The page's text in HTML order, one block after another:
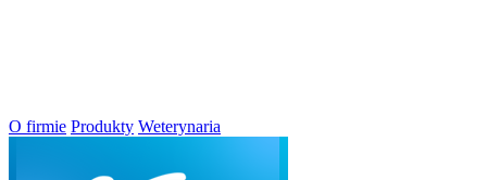
O firmie Produkty Weterynaria